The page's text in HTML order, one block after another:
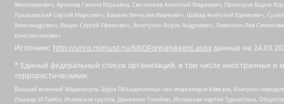
Вячеславович, Арапова Галина Юрьевна, Свечников Анатолий Мариевич, Прохоров Вадим
Лукашевский Сергей Маркович, Бахмин Вячеслав Иванович, Шабад Анатолий Ефимович,
Александрович, Вицин Сергей Ефимович, Золотухин Борис Андреевич, Левинсон Лев
Константинович
Источник: http://unro.minjust.ru/NKOForeignAgent.aspx данные на
* Единый федеральный список организаций, в том числе иностранных и
террористическими:
Высший военный Маджлисуль Шура Объединенных сил моджахедов Кавказа, Конгресс
Лашкар-И-Тайба, Исламская группа, Движение Талибан, Исламская партия Туркестана,